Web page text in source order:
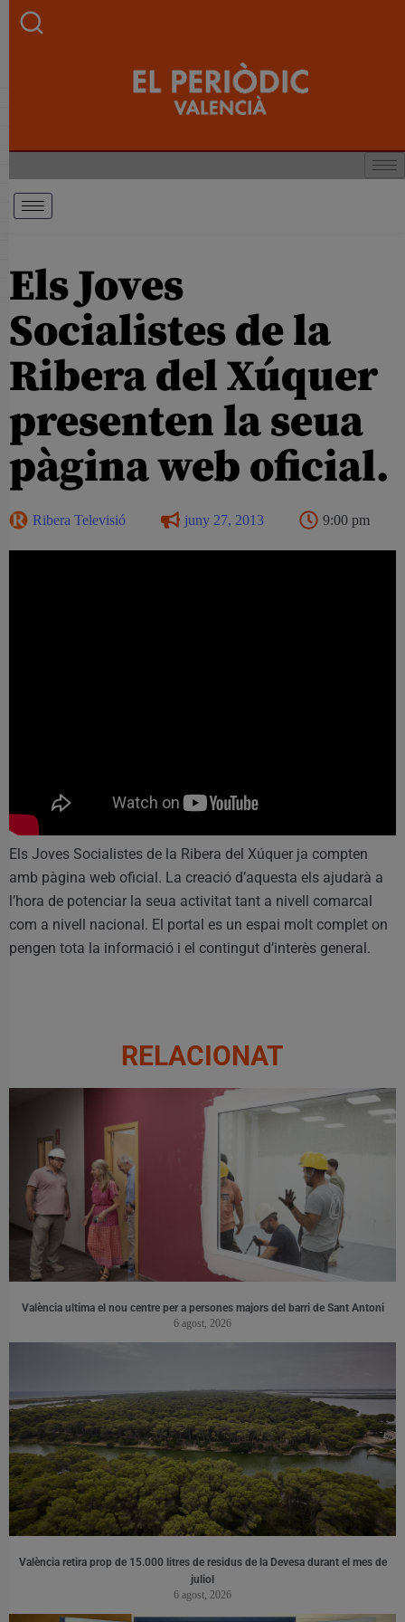
Els Joves
Socialistes de la
Ribera del Xúquer
presenten la seua
pàgina web oficial.
Ribera Televisió juny 27, 2013 9:00 pm
Els Joves Socialistes de la Ribera del Xúquer ja compten
amb pàgina web oficial. La creació d’aquesta els ajudarà a
l’hora de potenciar la seua activitat tant a nivell comarcal
com a nivell nacional. El portal es un espai molt complet on
pengen tota la informació i el contingut d’interès general.
RELACIONAT
València ultima el nou centre per a persones majors del barri de Sant Antoni
6 agost, 2026
València retira prop de 15.000 litres de residus de la Devesa durant el mes de
juliol
6 agost, 2026